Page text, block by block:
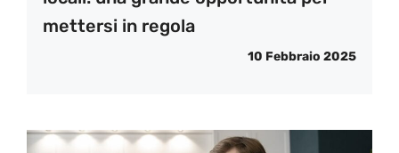
mettersi in regola
10 Febbraio 2025